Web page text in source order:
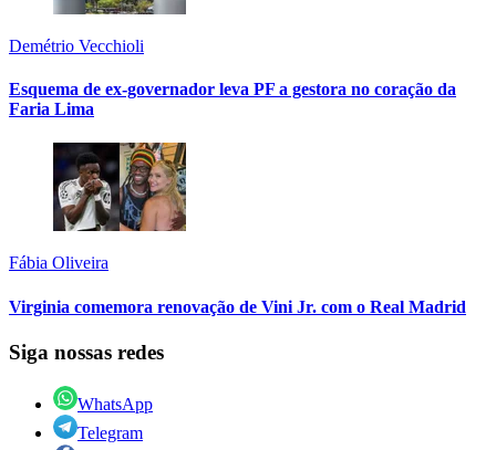
Demétrio Vecchioli
Esquema de ex-governador leva PF a gestora no coração da
Faria Lima
Fábia Oliveira
Virginia comemora renovação de Vini Jr. com o Real Madrid
Siga nossas redes
WhatsApp
Telegram